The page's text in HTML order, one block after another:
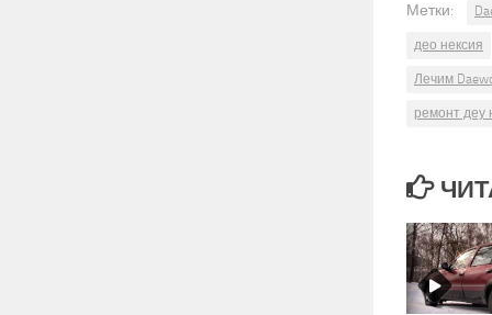
Метки:
део нексия
Лечим
ремонт деу